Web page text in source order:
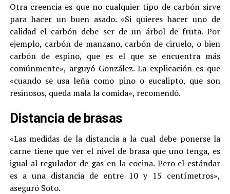
Otra creencia es que no cualquier tipo de carbón sirve
para hacer un buen asado. «Si quieres hacer uno de
calidad el carbón debe ser de un árbol de fruta. Por
ejemplo, carbón de manzano, carbón de ciruelo, o bien
carbón de espino, que es el que se encuentra más
comúnmente», arguyó González. La explicación es que
«cuando se usa leña como pino o eucalipto, que son
resinosos, queda mala la comida», recomendó.
Distancia de brasas
«Las medidas de la distancia a la cual debe ponerse la
carne tiene que ver el nivel de brasa que uno tenga, es
igual al regulador de gas en la cocina. Pero el estándar
es a una distancia de entre 10 y 15 centímetros»,
aseguró Soto.